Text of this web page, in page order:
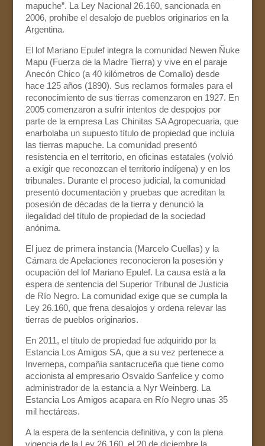
mapuche”. La Ley Nacional 26.160, sancionada en
2006, prohíbe el desalojo de pueblos originarios en la
Argentina.
El lof Mariano Epulef integra la comunidad Newen Ñuke
Mapu (Fuerza de la Madre Tierra) y vive en el paraje
Anecón Chico (a 40 kilómetros de Comallo) desde
hace 125 años (1890). Sus reclamos formales para el
reconocimiento de sus tierras comenzaron en 1927. En
2005 comenzaron a sufrir intentos de despojos por
parte de la empresa Las Chinitas SA Agropecuaria, que
enarbolaba un supuesto título de propiedad que incluía
las tierras mapuche. La comunidad presentó
resistencia en el territorio, en oficinas estatales (volvió
a exigir que reconozcan el territorio indígena) y en los
tribunales. Durante el proceso judicial, la comunidad
presentó documentación y pruebas que acreditan la
posesión de décadas de la tierra y denunció la
ilegalidad del título de propiedad de la sociedad
anónima.
El juez de primera instancia (Marcelo Cuellas) y la
Cámara de Apelaciones reconocieron la posesión y
ocupación del lof Mariano Epulef. La causa está a la
espera de sentencia del Superior Tribunal de Justicia
de Río Negro. La comunidad exige que se cumpla la
Ley 26.160, que frena desalojos y ordena relevar las
tierras de pueblos originarios.
En 2011, el título de propiedad fue adquirido por la
Estancia Los Amigos SA, que a su vez pertenece a
Invernepa, compañía santacruceña que tiene como
accionista al empresario Osvaldo Sanfelice y como
administrador de la estancia a Nyr Weinberg. La
Estancia Los Amigos acapara en Río Negro unas 35
mil hectáreas.
A la espera de la sentencia definitiva, y con la plena